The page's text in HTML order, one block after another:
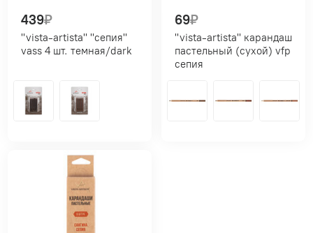
439₽
"vista-artista" "сепия"
vass 4 шт. темная/dark
69₽
"vista-artista" карандаш
пастельный (сухой) vfp
сепия